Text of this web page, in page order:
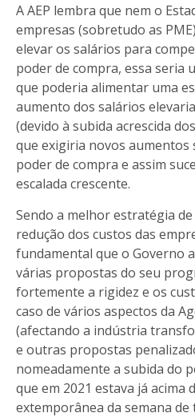
A AEP lembra que nem o
empresas (sobretudo as
elevar os salários para
poder de compra, essa seria
que poderia alimentar uma
aumento dos salários
(devido à subida acrescida
que exigiria novos
poder de compra e assim
escalada crescente.
Sendo a melhor estratégia
redução dos custos das
fundamental que o Governo
várias propostas do seu
fortemente a rigidez e os
caso de vários aspectos da
(afectando a indústria
e outras propostas
nomeadamente a subida do
que em 2021 estava já acima
extemporânea da semana